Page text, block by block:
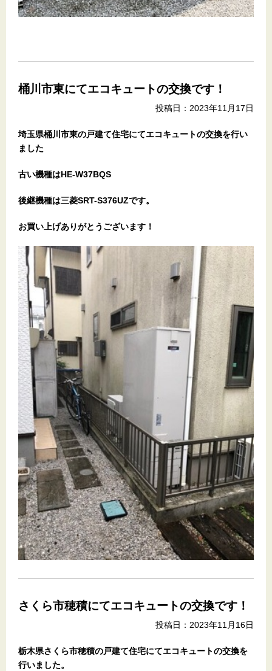
桶川市東にてエコキュートの交換です！
投稿日：2023年11月17日
埼玉県桶川市東の戸建て住宅にてエコキュートの交換を行い
ました
古い機種はHE-W37BQS
後継機種は三菱SRT-S376UZです。
お買い上げありがとうございます！
さくら市穂積にてエコキュートの交換です！
投稿日：2023年11月16日
栃木県さくら市穂積の戸建て住宅にてエコキュートの交換を
行いました。